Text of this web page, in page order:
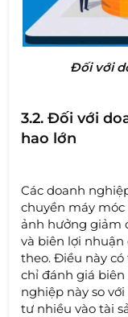
Đối với
3.2. Đối với
hao lớn
Các doanh
chuyền máy móc
ảnh hưởng giảm
và biên lợi
theo. Điều này
chỉ đánh giá
nghiệp này so
tư nhiều vào tài